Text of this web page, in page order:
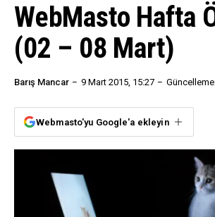
WebMasto Hafta
(02 – 08 Mart)
Barış Mancar 9 Mart 2015, 15:27
Webmasto'yu Google'a ekleyin